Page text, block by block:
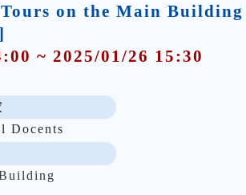
on the Main
~ 2025/01/26 15:30
Docents